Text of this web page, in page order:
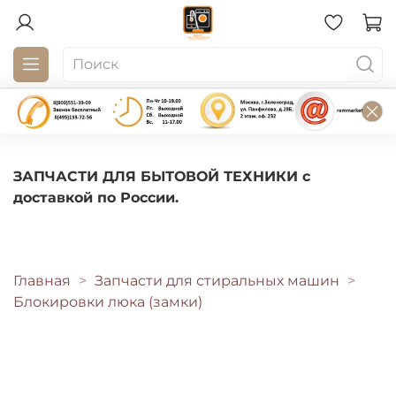
ЗАПЧАСТИ ДЛЯ БЫТОВОЙ ТЕХНИКИ с
доставкой по России.
Главная
Запчасти для стиральных машин
Блокировки люка (замки)